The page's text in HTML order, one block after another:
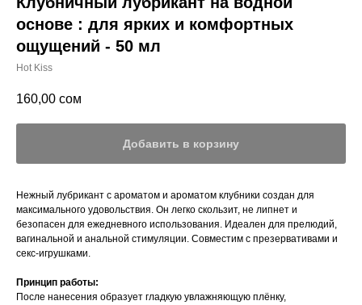
основе : для ярких и комфортных
ощущений - 50 мл
Hot Kiss
160,00 сом
Добавить в корзину
Нежный лубрикант с ароматом и ароматом клубники создан для
максимального удовольствия. Он легко скользит, не липнет и
безопасен для ежедневного использования. Идеален для прелюдий,
вагинальной и анальной стимуляции. Совместим с презервативами и
секс-игрушками.
Принцип работы:
После нанесения образует гладкую увлажняющую плёнку,